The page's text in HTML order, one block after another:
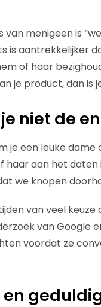
menigeen is
is aantrekkelijker
of haar
je product, dan is
niet de
je een leuke
aan het
we knopen
van veel keuze
van Google
voordat ze